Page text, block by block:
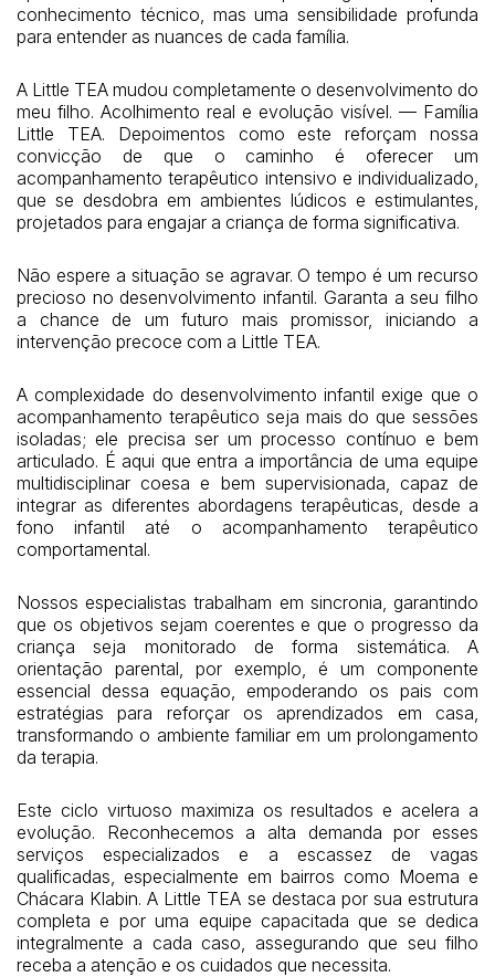
conhecimento técnico, mas uma sensibilidade profunda
para entender as nuances de cada família.
A Little TEA mudou completamente o desenvolvimento do
meu filho. Acolhimento real e evolução visível. — Família
Little TEA. Depoimentos como este reforçam nossa
convicção de que o caminho é oferecer um
acompanhamento terapêutico intensivo e individualizado,
que se desdobra em ambientes lúdicos e estimulantes,
projetados para engajar a criança de forma significativa.
Não espere a situação se agravar. O tempo é um recurso
precioso no desenvolvimento infantil. Garanta a seu filho
a chance de um futuro mais promissor, iniciando a
intervenção precoce com a Little TEA.
A complexidade do desenvolvimento infantil exige que o
acompanhamento terapêutico seja mais do que sessões
isoladas; ele precisa ser um processo contínuo e bem
articulado. É aqui que entra a importância de uma equipe
multidisciplinar coesa e bem supervisionada, capaz de
integrar as diferentes abordagens terapêuticas, desde a
fono infantil até o acompanhamento terapêutico
comportamental.
Nossos especialistas trabalham em sincronia, garantindo
que os objetivos sejam coerentes e que o progresso da
criança seja monitorado de forma sistemática. A
orientação parental, por exemplo, é um componente
essencial dessa equação, empoderando os pais com
estratégias para reforçar os aprendizados em casa,
transformando o ambiente familiar em um prolongamento
da terapia.
Este ciclo virtuoso maximiza os resultados e acelera a
evolução. Reconhecemos a alta demanda por esses
serviços especializados e a escassez de vagas
qualificadas, especialmente em bairros como Moema e
Chácara Klabin. A Little TEA se destaca por sua estrutura
completa e por uma equipe capacitada que se dedica
integralmente a cada caso, assegurando que seu filho
receba a atenção e os cuidados que necessita.